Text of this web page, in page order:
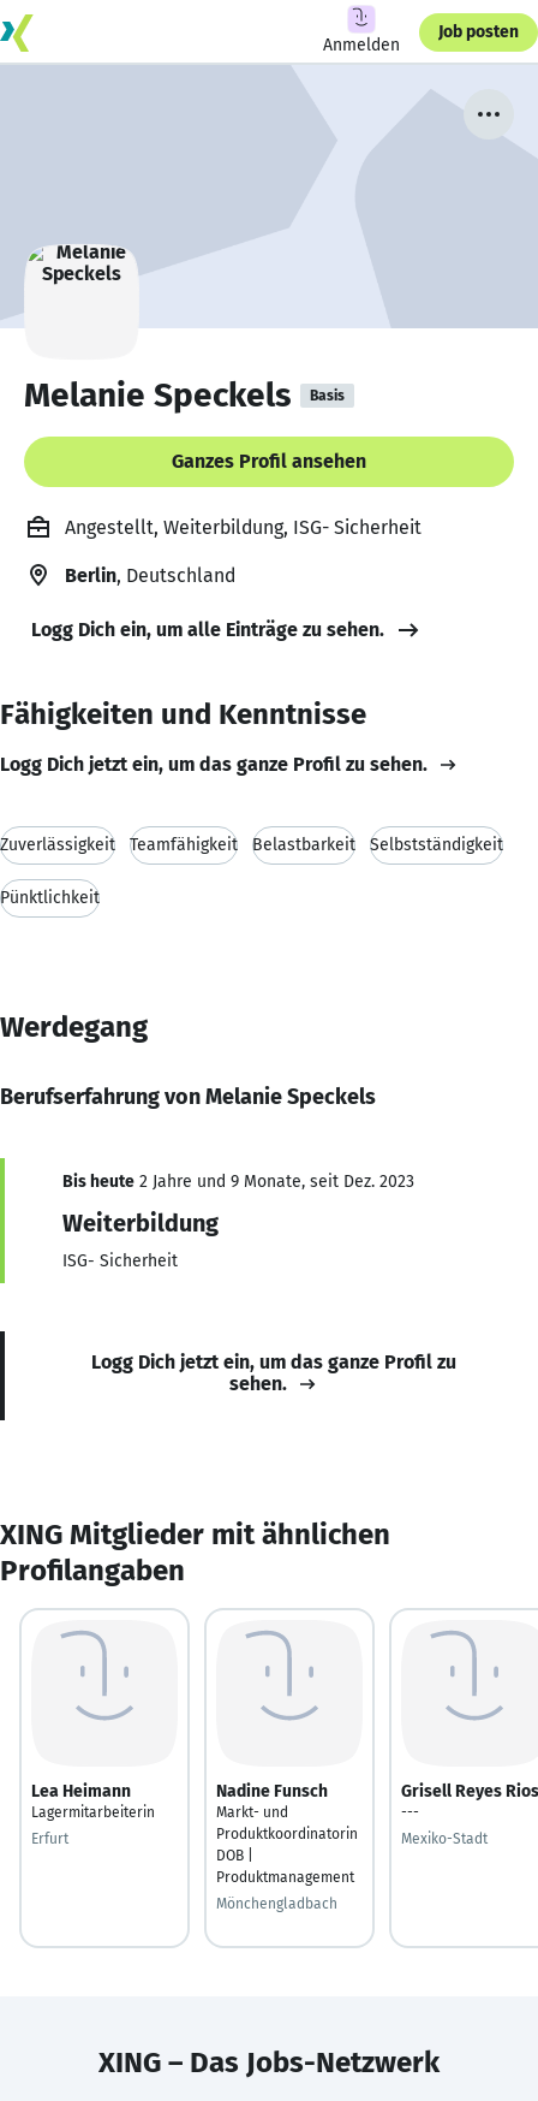
Anmelden
Job posten
Melanie Speckels Basis
Ganzes Profil ansehen
Angestellt, Weiterbildung, ISG- Sicherheit
Berlin, Deutschland
Logg Dich ein, um alle Einträge zu sehen.
Fähigkeiten und Kenntnisse
Logg Dich jetzt ein, um das ganze Profil zu sehen.
Zuverlässigkeit Teamfähigkeit Belastbarkeit Selbstständigkeit
Pünktlichkeit
Werdegang
Berufserfahrung von Melanie Speckels
Bis heute 2 Jahre und 9 Monate, seit Dez. 2023
Weiterbildung
ISG- Sicherheit
Logg Dich jetzt ein, um das ganze Profil zu
sehen.
XING Mitglieder mit ähnlichen
Profilangaben
Lea Heimann
Lagermitarbeiterin
Erfurt
Nadine Funsch
Markt- und
Produktkoordinatorin
DOB |
Produktmanagement
Mönchengladbach
Grisell Reyes Rios
---
Mexiko-Stadt
XING – Das Jobs-Netzwerk